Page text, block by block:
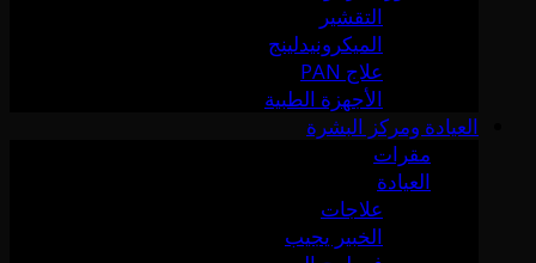
التقشير
الميكرونيدلينج
علاج PAN
الأجهزة الطبية
العيادة ومركز البشرة
مقرات
العيادة
علاجات
الخبير يجيب